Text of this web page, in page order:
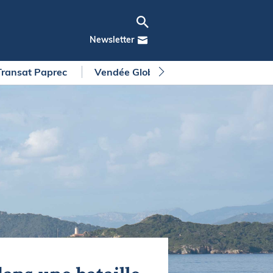
Newsletter
Paprec Vendée Globe